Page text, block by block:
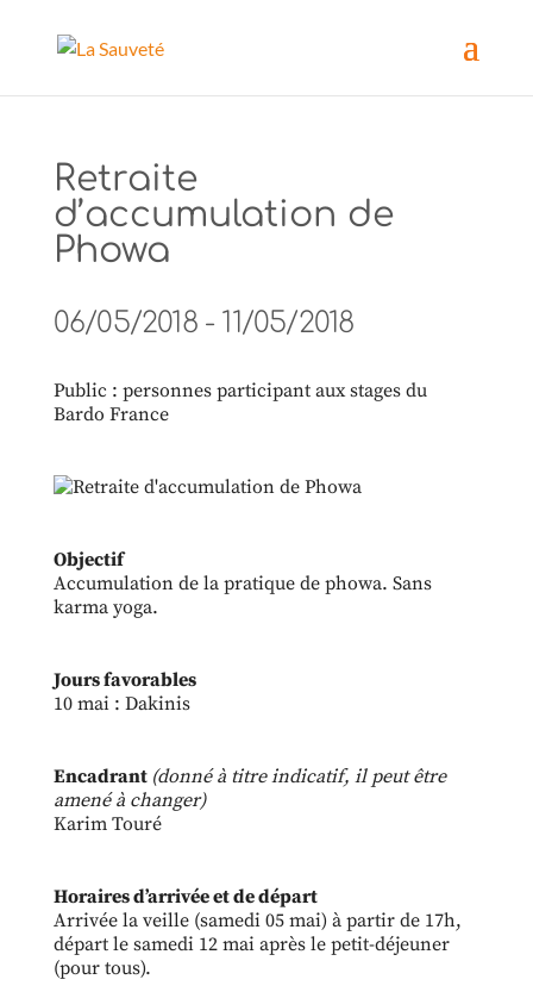
Retraite
d’accumulation de
Phowa
06/05/2018 - 11/05/2018
Public : personnes participant aux stages du
Bardo France
Objectif
Accumulation de la pratique de phowa. Sans
karma yoga.
Jours favorables
10 mai : Dakinis
Encadrant (donné à titre indicatif, il peut être
amené à changer)
Karim Touré
Horaires d’arrivée et de départ
Arrivée la veille (samedi 05 mai) à partir de 17h,
départ le samedi 12 mai après le petit-déjeuner
(pour tous).